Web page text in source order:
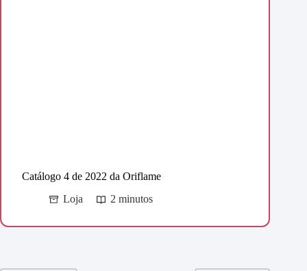
Catálogo 4 de 2022 da Oriflame
Loja
2 minutos